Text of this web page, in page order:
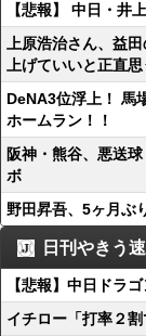
【悲報】 中日・井
上原浩治さん、益
上げていいと正直思
DeNA3位浮上！ 馬
ホームラン！！
阪神・熊谷、悪送
ボ
野田昇吾、5ヶ月ぶ
日刊やきう
【悲報】中日ドラ
イチロー「打率２